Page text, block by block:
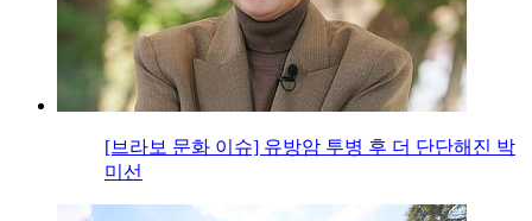
[브라보 문화 이슈] 유방암 투병 후 더 단단해진 박
미선